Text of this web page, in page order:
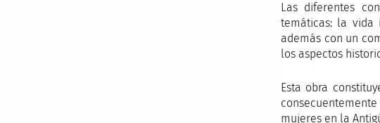
Las diferentes
temáticas: la vida
además con un
los aspectos
Esta obra
mujeres en la